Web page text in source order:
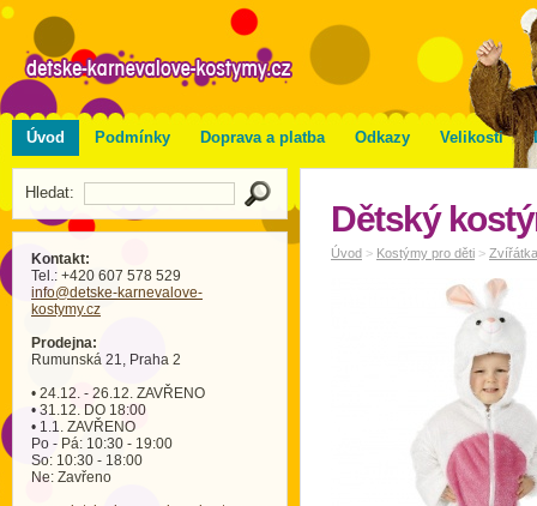
Úvod Podmínky Doprava a platba Odkazy Velikosti
Hledat:
Kontakt:
Tel.: +420 607 578 529
info@detske-karnevalove-
kostymy.cz
Prodejna:
Rumunská 21, Praha 2
• 24.12. - 26.12. ZAVŘENO
• 31.12. DO 18:00
• 1.1. ZAVŘENO
Po - Pá: 10:30 - 19:00
So: 10:30 - 18:00
Ne: Zavřeno
Dětský
Úvod > Kostýmy pro děti > Zvířátka